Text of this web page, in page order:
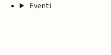
Eventi